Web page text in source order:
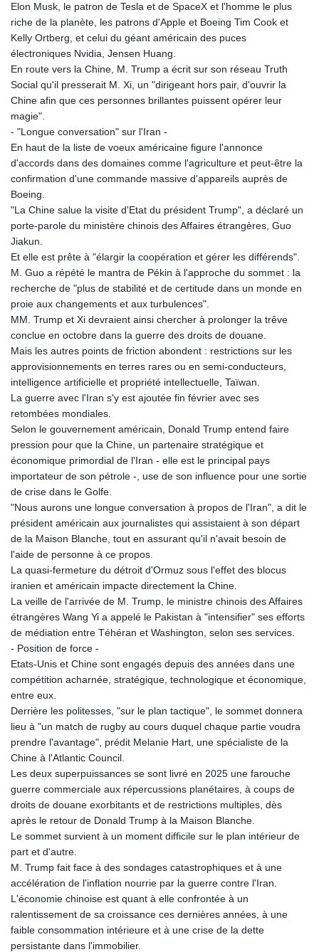
Elon Musk, le patron de Tesla et de SpaceX et l'homme le plus
riche de la planète, les patrons d'Apple et Boeing Tim Cook et
Kelly Ortberg, et celui du géant américain des puces
électroniques Nvidia, Jensen Huang.
En route vers la Chine, M. Trump a écrit sur son réseau Truth
Social qu'il presserait M. Xi, un "dirigeant hors pair, d'ouvrir la
Chine afin que ces personnes brillantes puissent opérer leur
magie".
- "Longue conversation" sur l'Iran -
En haut de la liste de voeux américaine figure l'annonce
d'accords dans des domaines comme l'agriculture et peut-être la
confirmation d'une commande massive d'appareils auprès de
Boeing.
"La Chine salue la visite d'Etat du président Trump", a déclaré un
porte-parole du ministère chinois des Affaires étrangères, Guo
Jiakun.
Et elle est prête à "élargir la coopération et gérer les différends".
M. Guo a répété le mantra de Pékin à l'approche du sommet : la
recherche de "plus de stabilité et de certitude dans un monde en
proie aux changements et aux turbulences".
MM. Trump et Xi devraient ainsi chercher à prolonger la trêve
conclue en octobre dans la guerre des droits de douane.
Mais les autres points de friction abondent : restrictions sur les
approvisionnements en terres rares ou en semi-conducteurs,
intelligence artificielle et propriété intellectuelle, Taïwan.
La guerre avec l'Iran s'y est ajoutée fin février avec ses
retombées mondiales.
Selon le gouvernement américain, Donald Trump entend faire
pression pour que la Chine, un partenaire stratégique et
économique primordial de l'Iran - elle est le principal pays
importateur de son pétrole -, use de son influence pour une sortie
de crise dans le Golfe.
"Nous aurons une longue conversation à propos de l'Iran", a dit le
président américain aux journalistes qui assistaient à son départ
de la Maison Blanche, tout en assurant qu'il n'avait besoin de
l'aide de personne à ce propos.
La quasi-fermeture du détroit d'Ormuz sous l'effet des blocus
iranien et américain impacte directement la Chine.
La veille de l'arrivée de M. Trump, le ministre chinois des Affaires
étrangères Wang Yi a appelé le Pakistan à "intensifier" ses efforts
de médiation entre Téhéran et Washington, selon ses services.
- Position de force -
Etats-Unis et Chine sont engagés depuis des années dans une
compétition acharnée, stratégique, technologique et économique,
entre eux.
Derrière les politesses, "sur le plan tactique", le sommet donnera
lieu à "un match de rugby au cours duquel chaque partie voudra
prendre l'avantage", prédit Melanie Hart, une spécialiste de la
Chine à l'Atlantic Council.
Les deux superpuissances se sont livré en 2025 une farouche
guerre commerciale aux répercussions planétaires, à coups de
droits de douane exorbitants et de restrictions multiples, dès
après le retour de Donald Trump à la Maison Blanche.
Le sommet survient à un moment difficile sur le plan intérieur de
part et d'autre.
M. Trump fait face à des sondages catastrophiques et à une
accélération de l'inflation nourrie par la guerre contre l'Iran.
L'économie chinoise est quant à elle confrontée à un
ralentissement de sa croissance ces dernières années, à une
faible consommation intérieure et à une crise de la dette
persistante dans l'immobilier.